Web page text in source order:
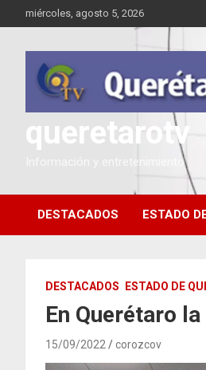
al
miércoles, agosto 5, 2026
queretarotv
Información y entretenimiento
DESTACADOS ESTADO
DESTACADOS ESTADO DE
En Querétaro
15/09/2022 corozcov